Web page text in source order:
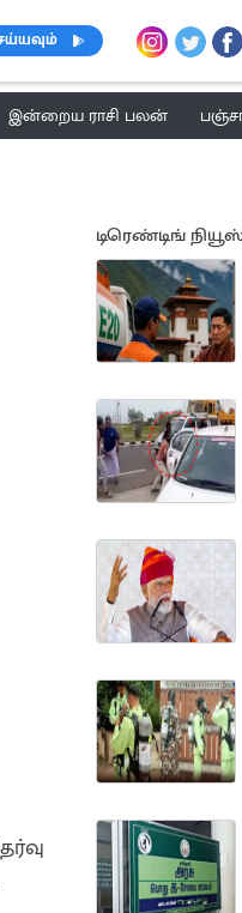
இன்றைய ராசி பலன்
டிரெண்டிங்